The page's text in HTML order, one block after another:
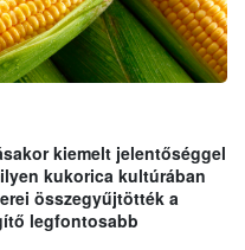
kiemelt jelentőséggel
kukorica kultúrában
összegyűjtötték a
legfontosabb